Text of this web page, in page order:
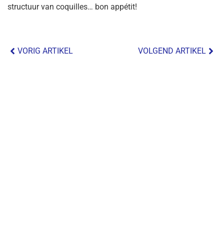
structuur van coquilles… bon appétit!
VORIG ARTIKEL VOLGEND ARTIKEL